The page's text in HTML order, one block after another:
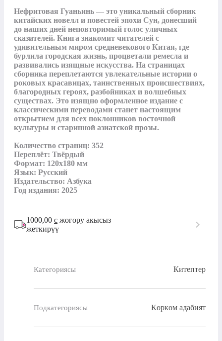
Нефритовая Гуаньинь — это уникальный сборник
китайских новелл и повестей эпохи Сун, донесший
до наших дней неповторимый голос уличных
сказителей. Книга знакомит читателей с
удивительным миром средневекового Китая, где
бурлила городская жизнь, процветали ремесла и
развивались изящные искусства. На страницах
сборника переплетаются увлекательные истории о
роковых красавицах, таинственных происшествиях,
благородных героях, разбойниках и волшебных
существах. Это изящно оформленное издание с
классическими переводами станет настоящим
открытием для всех поклонников восточной
культуры и старинной азиатской прозы.
Количество страниц: 352
Переплёт: Твёрдый
Формат: 120x180 мм
Язык: Русский
Издательство: Азбука
Год издания: 2025
1000,00 с жогору акысыз
жеткирүү
Категориясы Китептер
Подкатегориясы Көркөм адабият